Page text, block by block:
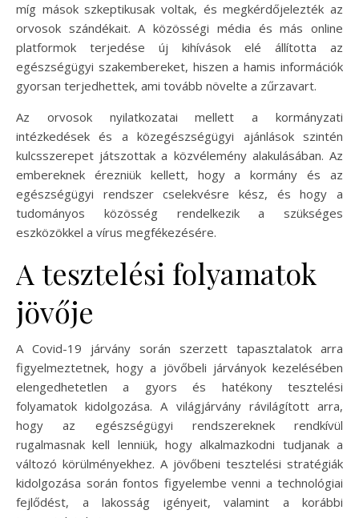
míg mások szkeptikusak voltak, és megkérdőjelezték az
orvosok szándékait. A közösségi média és más online
platformok terjedése új kihívások elé állította az
egészségügyi szakembereket, hiszen a hamis információk
gyorsan terjedhettek, ami tovább növelte a zűrzavart.
Az orvosok nyilatkozatai mellett a kormányzati
intézkedések és a közegészségügyi ajánlások szintén
kulcsszerepet játszottak a közvélemény alakulásában. Az
embereknek érezniük kellett, hogy a kormány és az
egészségügyi rendszer cselekvésre kész, és hogy a
tudományos közösség rendelkezik a szükséges
eszközökkel a vírus megfékezésére.
A tesztelési folyamatok
jövője
A Covid-19 járvány során szerzett tapasztalatok arra
figyelmeztetnek, hogy a jövőbeli járványok kezelésében
elengedhetetlen a gyors és hatékony tesztelési
folyamatok kidolgozása. A világjárvány rávilágított arra,
hogy az egészségügyi rendszereknek rendkívül
rugalmasnak kell lenniük, hogy alkalmazkodni tudjanak a
változó körülményekhez. A jövőbeni tesztelési stratégiák
kidolgozása során fontos figyelembe venni a technológiai
fejlődést, a lakosság igényeit, valamint a korábbi